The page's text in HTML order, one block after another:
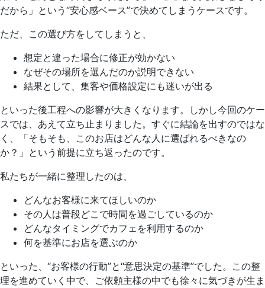
だから」という“安心感ベース”で決めてしまうケースです。
ただ、この選び方をしてしまうと、
想定と違った場合に修正が効かない
なぜその場所を選んだのか説明できない
結果として、集客や価格設定にも迷いが出る
といった後工程への影響が大きくなります。しかし今回のケー
スでは、あえて立ち止まりました。すぐに結論を出すのではな
く、「そもそも、このお店はどんな人に選ばれるべきなの
か？」という前提に立ち返ったのです。
私たちが一緒に整理したのは、
どんなお客様に来てほしいのか
その人は普段どこで時間を過ごしているのか
どんなタイミングでカフェを利用するのか
何を基準にお店を選ぶのか
といった、“お客様の行動”と“意思決定の基準”でした。この整
理を進めていく中で、ご依頼主様の中でも徐々に気づきが生ま